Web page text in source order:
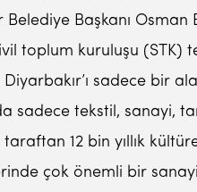
Başkanı
toplum kuruluşu (STK)
Diyarbakır’ı sadece
sadece tekstil, sanayi,
12 bin yıllık
çok önemli bir